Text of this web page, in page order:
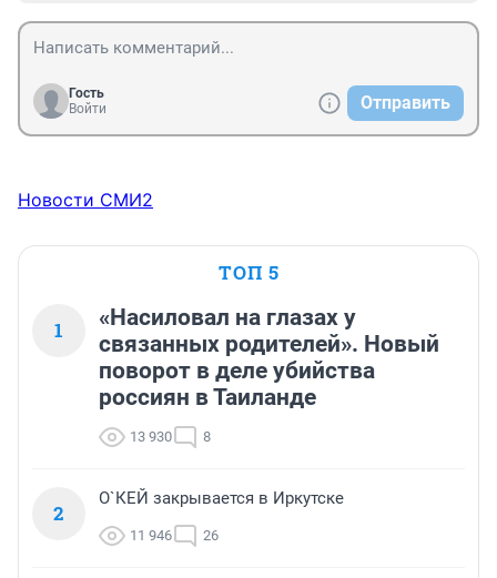
Гость
Войти
Отправить
Новости СМИ2
ТОП 5
1
«Насиловал на глазах у
связанных родителей». Новый
поворот в деле убийства
россиян в Таиланде
13 930 8
2
О`КЕЙ закрывается в Иркутске
11 946 26